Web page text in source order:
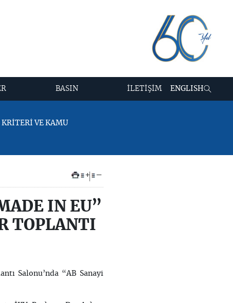
BASIN İLETİŞİM ENGLISH
VE KAMU
+ –
IN EU”
TOPLANTI
Salonu’nda “AB Sanayi